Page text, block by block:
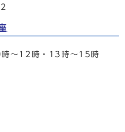
～12時・13時～15時